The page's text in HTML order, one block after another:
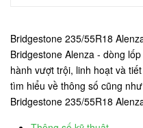
Bridgestone 235/55R18
Bridgestone Alenza - dòng
hành vượt trội, linh hoạt và
tìm hiểu về thông số cũng
Bridgestone 235/55R18